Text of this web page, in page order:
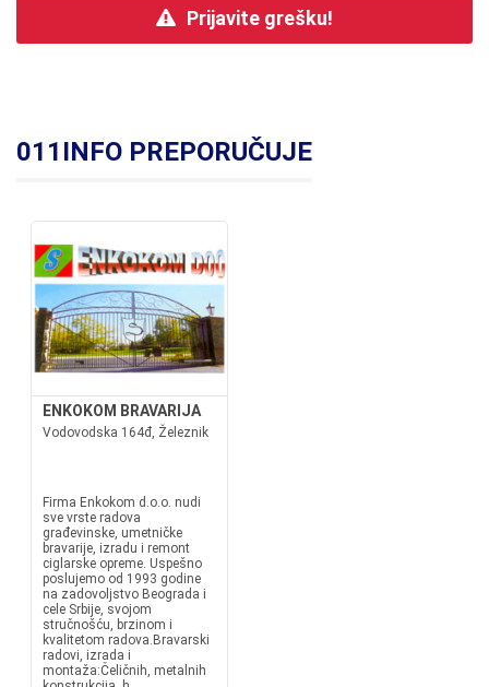
Prijavite grešku!
011INFO PREPORUČUJE
ENKOKOM BRAVARIJA
Vodovodska 164đ, Železnik
Firma Enkokom d.o.o. nudi
sve vrste radova
građevinske, umetničke
bravarije, izradu i remont
ciglarske opreme. Uspešno
poslujemo od 1993 godine
na zadovoljstvo Beograda i
cele Srbije, svojom
stručnošću, brzinom i
kvalitetom radova.Bravarski
radovi, izrada i
montaža:Čeličnih, metalnih